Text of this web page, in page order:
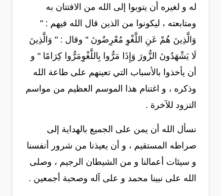
له و لغيره أن يتوبوا إلى الله من الافتتان به
ومتابعته ، ليكونوا من الذين قال الله فيهم : "
وَالَّذِينَ هُمْ عَنِ اللَّغْوِ مُعْرِضُونَ " وقال : " وَالَّذِينَ
لَا يَشْهَدُونَ الزُّورَ وَإِذَا مَرُّوا بِاللَّغْوِمَرُّوا كِرَامًا " و
أن يأخذوا بالأسباب التي تعينهم على طاعة الله
وذكره ، و اغتنام هذا الموسم العظيم من مواسم
التزود للآخرة .
نسأل الله أن يمن على الجميع بالهداية إلى
صراطه المستقيم ، و أن يعيذنا من شرور أنفسنا
و سيئات أعمالنا و من الشيطان الرجيم ، وصلى
الله على نبينا محمد و على آله وصحبة أجمعين .